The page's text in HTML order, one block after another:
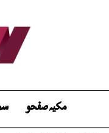
مکيہ صفحو